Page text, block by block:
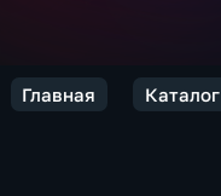
Главная Каталог